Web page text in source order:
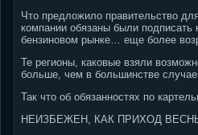
Что предложило правительство
компании обязаны были подписать
бензиновом рынке… еще более
Те регионы, каковые взяли
больше, чем в большинстве
Так что об обязанностях по
НЕИЗБЕЖЕН, КАК ПРИХОД